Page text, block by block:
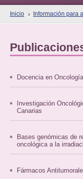
Inicio Información para
Docencia en Oncología
Investigación
Canarias
Bases genómicas de
oncológica a la
Fármacos